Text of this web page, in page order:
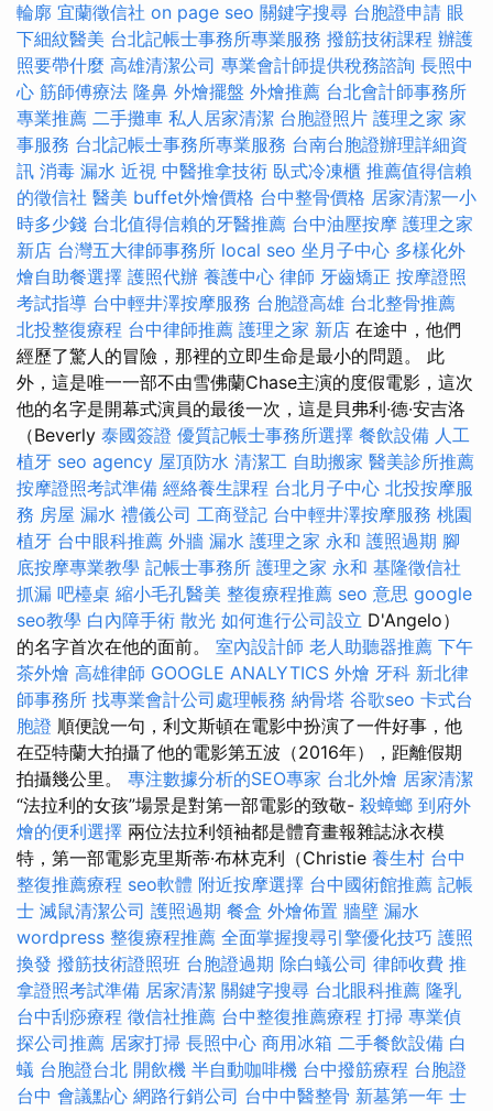
輪廓 宜蘭徵信社 on page seo 關鍵字搜尋 台胞證申請 眼
下細紋醫美 台北記帳士事務所專業服務 撥筋技術課程 辦護
照要帶什麼 高雄清潔公司 專業會計師提供稅務諮詢 長照中
心 筋師傅療法 隆鼻 外燴擺盤 外燴推薦 台北會計師事務所
專業推薦 二手攤車 私人居家清潔 台胞證照片 護理之家 家
事服務 台北記帳士事務所專業服務 台南台胞證辦理詳細資
訊 消毒 漏水 近視 中醫推拿技術 臥式冷凍櫃 推薦值得信賴
的徵信社 醫美 buffet外燴價格 台中整骨價格 居家清潔一小
時多少錢 台北值得信賴的牙醫推薦 台中油壓按摩 護理之家
新店 台灣五大律師事務所 local seo 坐月子中心 多樣化外
燴自助餐選擇 護照代辦 養護中心 律師 牙齒矯正 按摩證照
考試指導 台中輕井澤按摩服務 台胞證高雄 台北整骨推薦
北投整復療程 台中律師推薦 護理之家 新店 在途中，他們
經歷了驚人的冒險，那裡的立即生命是最小的問題。 此
外，這是唯一一部不由雪佛蘭Chase主演的度假電影，這次
他的名字是開幕式演員的最後一次，這是貝弗利·德·安吉洛
（Beverly 泰國簽證 優質記帳士事務所選擇 餐飲設備 人工
植牙 seo agency 屋頂防水 清潔工 自助搬家 醫美診所推薦
按摩證照考試準備 經絡養生課程 台北月子中心 北投按摩服
務 房屋 漏水 禮儀公司 工商登記 台中輕井澤按摩服務 桃園
植牙 台中眼科推薦 外牆 漏水 護理之家 永和 護照過期 腳
底按摩專業教學 記帳士事務所 護理之家 永和 基隆徵信社
抓漏 吧檯桌 縮小毛孔醫美 整復療程推薦 seo 意思 google
seo教學 白內障手術 散光 如何進行公司設立 D'Angelo）
的名字首次在他的面前。 室內設計師 老人助聽器推薦 下午
茶外燴 高雄律師 GOOGLE ANALYTICS 外燴 牙科 新北律
師事務所 找專業會計公司處理帳務 納骨塔 谷歌seo 卡式台
胞證 順便說一句，利文斯頓在電影中扮演了一件好事，他
在亞特蘭大拍攝了他的電影第五波（2016年），距離假期
拍攝幾公里。 專注數據分析的SEO專家 台北外燴 居家清潔
“法拉利的女孩”場景是對第一部電影的致敬- 殺蟑螂 到府外
燴的便利選擇 兩位法拉利領袖都是體育畫報雜誌泳衣模
特，第一部電影克里斯蒂·布林克利（Christie 養生村 台中
整復推薦療程 seo軟體 附近按摩選擇 台中國術館推薦 記帳
士 滅鼠清潔公司 護照過期 餐盒 外燴佈置 牆壁 漏水
wordpress 整復療程推薦 全面掌握搜尋引擎優化技巧 護照
換發 撥筋技術證照班 台胞證過期 除白蟻公司 律師收費 推
拿證照考試準備 居家清潔 關鍵字搜尋 台北眼科推薦 隆乳
台中刮痧療程 徵信社推薦 台中整復推薦療程 打掃 專業偵
探公司推薦 居家打掃 長照中心 商用冰箱 二手餐飲設備 白
蟻 台胞證台北 開飲機 半自動咖啡機 台中撥筋療程 台胞證
台中 會議點心 網路行銷公司 台中中醫整骨 新墓第一年 士